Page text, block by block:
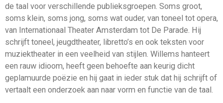
de taal voor verschillende publieksgroepen. Soms groot,
soms klein, soms jong, soms wat ouder, van toneel tot opera,
van Internationaal Theater Amsterdam tot De Parade. Hij
schrijft toneel, jeugdtheater, libretto’s en ook teksten voor
muziektheater in een veelheid van stijlen. Willems hanteert
een rauw idioom, heeft geen behoefte aan keurig dicht
geplamuurde poëzie en hij gaat in ieder stuk dat hij schrijft of
vertaalt een onderzoek aan naar vorm en functie van de taal.